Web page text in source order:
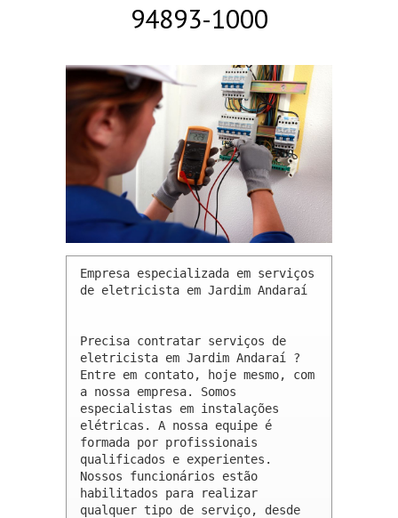
94893-1000
Empresa especializada em serviços
de eletricista em Jardim Andaraí
Precisa contratar serviços de
eletricista em Jardim Andaraí ?
Entre em contato, hoje mesmo, com
a nossa empresa. Somos
especialistas em instalações
elétricas. A nossa equipe é
formada por profissionais
qualificados e experientes.
Nossos funcionários estão
habilitados para realizar
qualquer tipo de serviço, desde